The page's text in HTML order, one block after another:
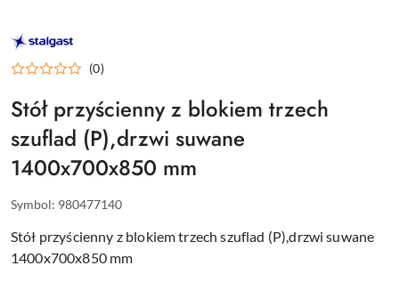
STALGAST
–
WYPOSAŻENIE
DLA
(0)
Stół przyścienny z blokiem trzech
szuflad (P),drzwi suwane
1400x700x850 mm
Symbol: 980477140
Stół przyścienny z blokiem trzech szuflad (P),drzwi suwane
1400x700x850 mm